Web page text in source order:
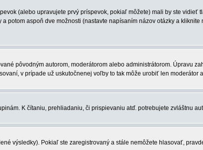
(alebo upravujete prvý príspevok, pokiaľ môžete) mali by ste vidieť
potom aspoň dve možnosti (nastavte napísaním názov otázky a kliknite
pôvodným autorom, moderátorom alebo administrátorom. Úpravu
v prípade už uskutočnenej voľby to tak môže urobiť len
K čítaniu, prehliadaniu, či prispievaniu atď. potrebujete zvláštnu
výsledky). Pokiaľ ste zaregistrovaný a stále nemôžete hlasovať,